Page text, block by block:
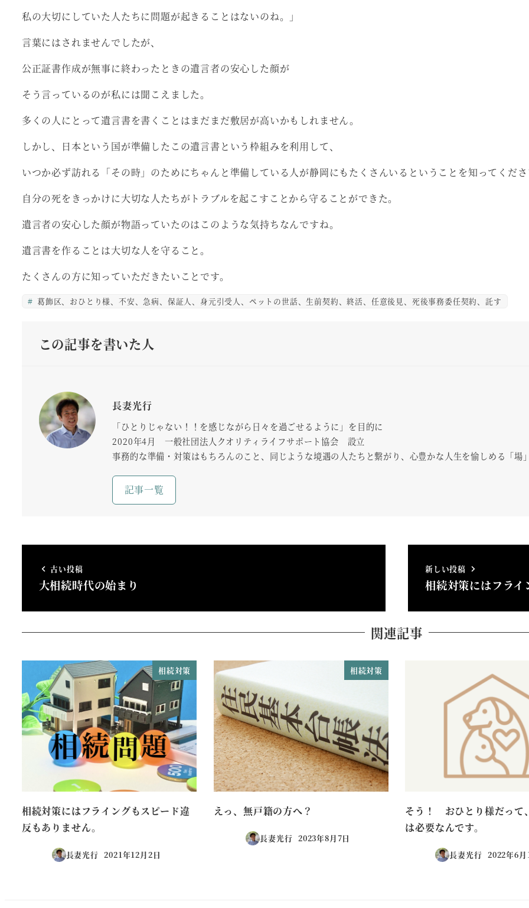
私の大切にしていた人たちに問題が起きることはないのね。」
言葉にはされませんでしたが、
公正証書作成が無事に終わったときの遺言者の安心した顔が
そう言っているのが私には聞こえました。
多くの人にとって遺言書を書くことはまだまだ敷居が高いかもしれません。
しかし、日本という国が準備したこの遺言書という枠組みを利用して、
いつか必ず訪れる「その時」のためにちゃんと準備している人が静岡にもたくさんいるということを知ってくだ
自分の死をきっかけに大切な人たちがトラブルを起こすことから守ることができた。
遺言者の安心した顔が物語っていたのはこのような気持ちなんですね。
遺言書を作ることは大切な人を守ること。
たくさんの方に知っていただきたいことです。
葛飾区、おひとり様、不安、急病、保証人、身元引受人、ペットの世話、生前契約、終活、任意後見、死後事務委任契約、託す
この記事を書いた人
長妻光行
「ひとりじゃない！！を感じながら日々を過ごせるように」を目的に
2020年4月 一般社団法人クオリティライフサポート協会 設立
事務的な準備・対策はもちろんのこと、同じような境遇の人たちと繋がり、心豊かな人生を愉しめる「
記事一覧
古い投稿
大相続時代の始まり
新しい投稿
相続対策にはフラ
関連記事
相続対策
相続対策にはフライングもスピード違
反もありません。
長妻光行
投稿日
2021年12月2日
相続対策
えっ、無戸籍の方へ？
長妻光行
投稿日
2023年8月7日
そう！ おひとり様だって
は必要なんです。
長妻光行
投稿日
2022年6